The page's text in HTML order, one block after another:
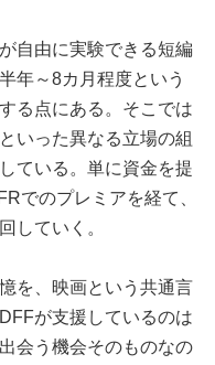
自由に実験できる短編
年～8カ月程度という
る点にある。そこでは
いった異なる立場の組
ている。単に資金を提
でのプレミアを経て、
していく。
を、映画という共通言
が支援しているのは
会う機会そのものなの